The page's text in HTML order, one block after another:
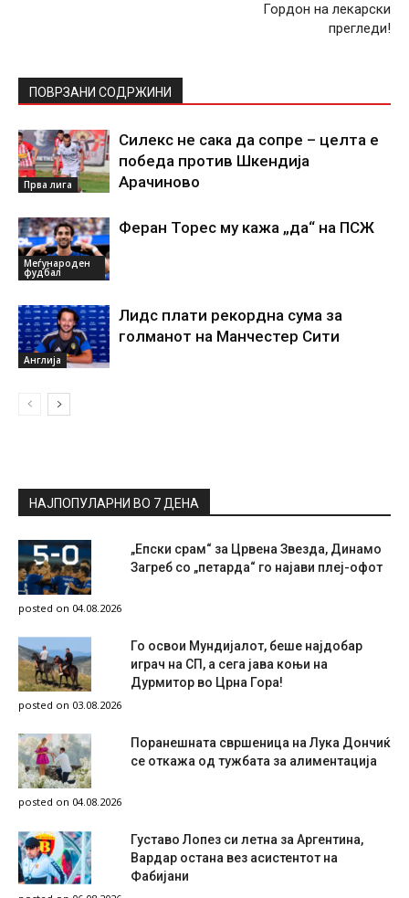
Гордон на лекарски
прегледи!
ПОВРЗАНИ СОДРЖИНИ
Прва лига
Силекс не сака да сопре – целта е
победа против Шкендија
Арачиново
Меѓународен
фудбал
Феран Торес му кажа „да“ на ПСЖ
Англија
Лидс плати рекордна сума за
голманот на Манчестер Сити
НАЈПОПУЛАРНИ ВО 7 ДЕНА
„Епски срам“ за Црвена Звезда, Динамо
Загреб со „петарда“ го најави плеј-офот
posted on 04.08.2026
Го освои Мундијалот, беше најдобар
играч на СП, а сега јава коњи на
Дурмитор во Црна Гора!
posted on 03.08.2026
Поранешната свршеница на Лука Дончиќ
се откажа од тужбата за алиментација
posted on 04.08.2026
Густаво Лопез си летна за Аргентина,
Вардар остана вез асистентот на
Фабијани